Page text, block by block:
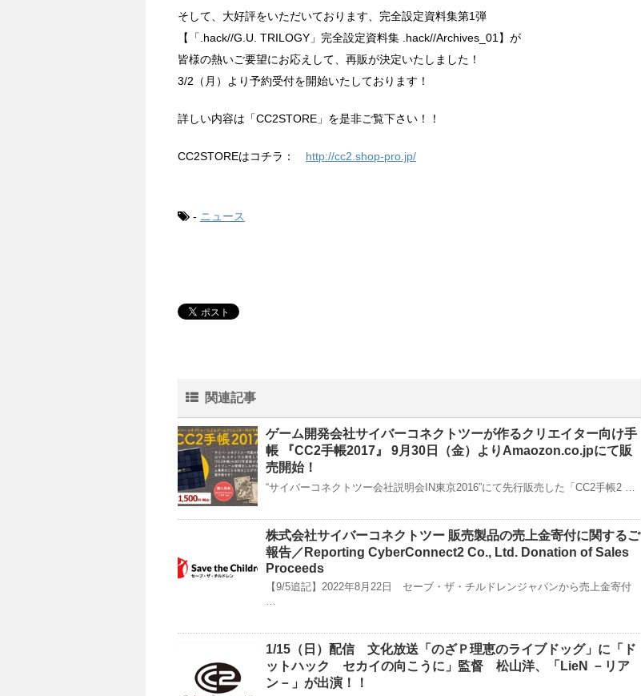
そして、大好評をいただいております、完全設定資料集第1弾
【「.hack//G.U. TRILOGY」完全設定資料集 .hack//Archives_01】が
皆様の熱いご要望にお応えして、再販が決定いたしました！
3/2（月）より予約受付を開始いたしております！
詳しい内容は「CC2STORE」を是非ご覧下さい！！
CC2STOREはコチラ： http://cc2.shop-pro.jp/
- ニュース
関連記事
ゲーム開発会社サイバーコネクトツーが作るクリエイター向け手
帳 『CC2手帳2017』 9月30日（金）よりAmaozon.co.jpにて販
売開始！
“サイバーコネクトツー会社説明会IN東京2016”にて先行販売した「CC2手帳2 …
株式会社サイバーコネクトツー 販売製品の売上金寄付に関するご
報告／Reporting CyberConnect2 Co., Ltd. Donation of Sales
Proceeds
【9/5追記】2022年8月22日 セーブ・ザ・チルドレンジャパンから売上金寄付
…
1/15（日）配信 文化放送「のざＰ理恵のライブドッグ」に「ド
ットハック セカイの向こうに」監督 松山洋、「LieN －リア
ン－」が出演！！